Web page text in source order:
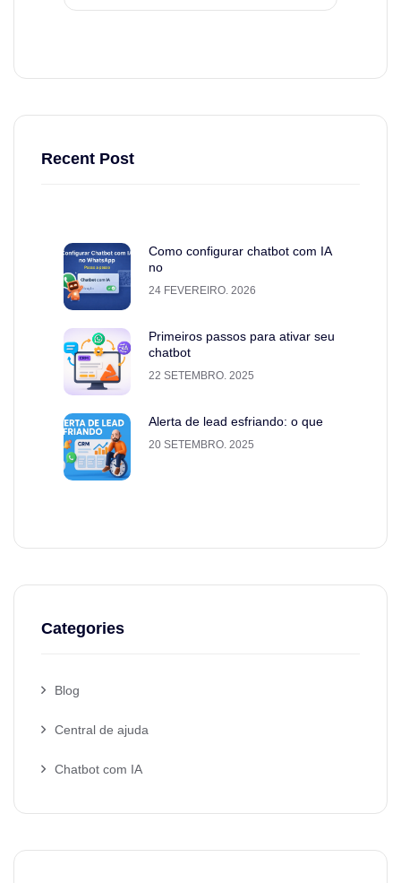
Recent Post
Como configurar chatbot com IA
no
24 FEVEREIRO. 2026
Primeiros passos para ativar seu
chatbot
22 SETEMBRO. 2025
Alerta de lead esfriando: o que
20 SETEMBRO. 2025
Categories
Blog
Central de ajuda
Chatbot com IA